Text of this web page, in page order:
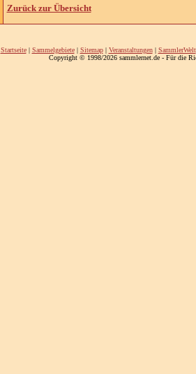
Zurück zur Übersicht
Startseite| Sammelgebiete| Sitemap| Veranstaltungen| SammlerWelt
Copyright © 1998/2026 sammlernet.de - Für die